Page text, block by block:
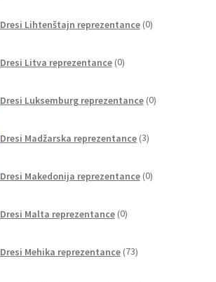
Dresi Lihtenštajn reprezentance 0izdelkov
Dresi Litva reprezentance 0izdelkov
Dresi Luksemburg reprezentance 0izdelkov
Dresi Madžarska reprezentance 3izdelki
Dresi Makedonija reprezentance 0izdelkov
Dresi Malta reprezentance 0izdelkov
Dresi Mehika reprezentance 73izdelkov